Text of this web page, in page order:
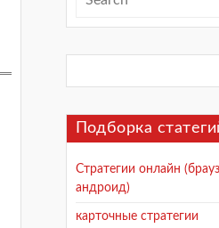
Подборка
Стратегии онлайн
андроид)
карточные стратегии